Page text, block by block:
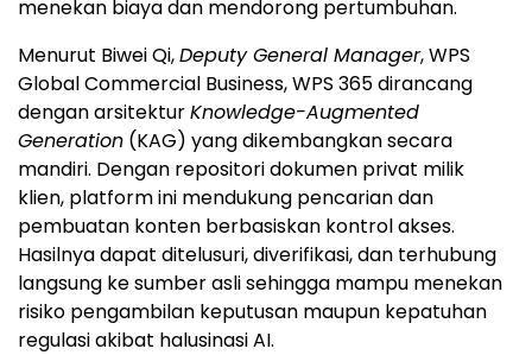
menekan biaya dan mendorong pertumbuhan.
Menurut Biwei Qi,Deputy General Manager, WPS
Global Commercial Business, WPS 365 dirancang
dengan arsitekturKnowledge-Augmented
Generation (KAG) yang dikembangkan secara
mandiri. Dengan repositori dokumen privat milik
klien, platform ini mendukung pencarian dan
pembuatan konten berbasiskan kontrol akses.
Hasilnya dapat ditelusuri, diverifikasi, dan terhubung
langsung ke sumber asli sehingga mampu menekan
risiko pengambilan keputusan maupun kepatuhan
regulasi akibat halusinasi AI.